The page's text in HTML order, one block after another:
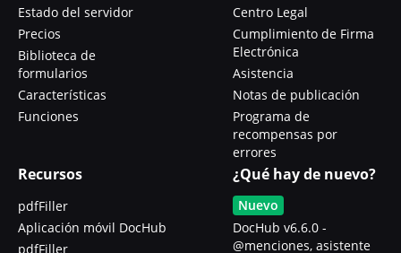
Estado del servidor
Precios
Biblioteca de
formularios
Características
Funciones
Centro Legal
Cumplimiento de Firma
Electrónica
Asistencia
Notas de publicación
Programa de
recompensas por
errores
Recursos
pdfFiller
Aplicación móvil DocHub
pdfFiller
¿Qué hay de nuevo?
Nuevo
DocHub v6.6.0 -
@menciones, asistente